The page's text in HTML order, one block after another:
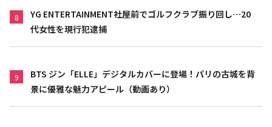
8
YG ENTERTAINMENT社屋前でゴルフクラブ振り回し…20
代女性を現行犯逮捕
9
BTS ジン「ELLE」デジタルカバーに登場！パリの古城を背
景に優雅な魅力アピール（動画あり）